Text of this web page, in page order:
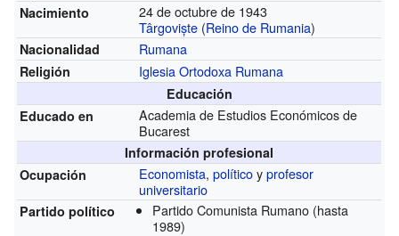
Nacimiento
24 de octubre de 1943
Târgoviște (Reino de Rumania)
Nacionalidad Rumana
Religión Iglesia Ortodoxa Rumana
Educación
Educado en
Academia de Estudios Económicos de
Bucarest
Información profesional
Ocupación
Economista,políticoyprofesor
universitario
Partido político Partido Comunista Rumano (hasta
1989)